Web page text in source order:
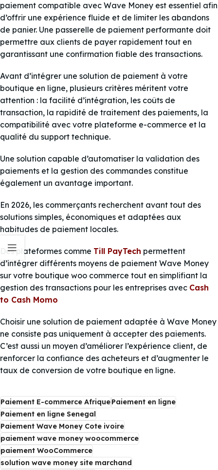
paiement compatible avec Wave Money est essentiel afin
d’offrir une expérience fluide et de limiter les abandons
de panier. Une passerelle de paiement performante doit
permettre aux clients de payer rapidement tout en
garantissant une confirmation fiable des transactions.
Avant d’intégrer une solution de paiement à votre
boutique en ligne, plusieurs critères méritent votre
attention : la facilité d’intégration, les coûts de
transaction, la rapidité de traitement des paiements, la
compatibilité avec votre plateforme e-commerce et la
qualité du support technique.
Une solution capable d’automatiser la validation des
paiements et la gestion des commandes constitue
également un avantage important.
En 2026, les commerçants recherchent avant tout des
solutions simples, économiques et adaptées aux
habitudes de paiement locales.
Des plateformes comme Till PayTech permettent
d’intégrer différents moyens de paiement Wave Money
sur votre boutique woo commerce tout en simplifiant la
gestion des transactions pour les entreprises avec Cash
to Cash Momo
Choisir une solution de paiement adaptée à Wave Money
ne consiste pas uniquement à accepter des paiements.
C’est aussi un moyen d’améliorer l’expérience client, de
renforcer la confiance des acheteurs et d’augmenter le
taux de conversion de votre boutique en ligne.
Paiement E-commerce AfriquePaiement en ligne
Paiement en ligne Senegal
Paiement Wave Money Cote ivoire
paiement wave money woocommerce
paiement WooCommerce
solution wave money site marchand